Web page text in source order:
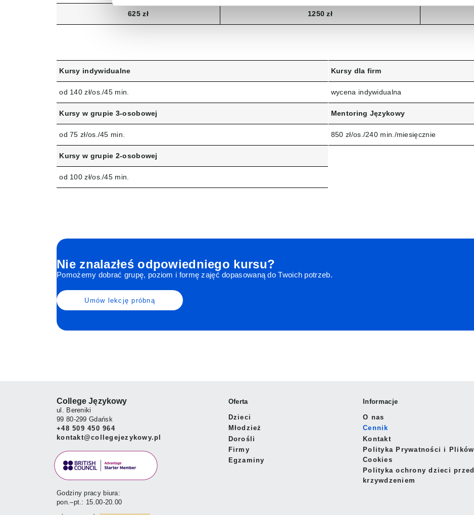
625 zł 1250 zł
Kursy indywidualne
od 140 zł/os./45 min.
Kursy w grupie 3-osobowej
od 75 zł/os./45 min.
Kursy w grupie 2-osobowej
od 100 zł/os./45 min.
Kursy dla firm
wycena indywidualna
Mentoring Językowy
850 zł/os./240 min./miesięcznie
Nie znalazłeś odpowiedniego kursu?
Pomożemy dobrać grupę, poziom i formę zajęć dopasowaną do Twoich potrzeb.
Umów lekcję próbną
College Językowy
ul. Bereniki
99 80-299 Gdańsk
+48 509 450 964
kontakt@collegejezykowy.pl
Godziny pracy biura:
pon.–pt.: 15.00-20.00
Oferta
Dzieci
Młodzież
Dorośli
Firmy
Egzaminy
Informacje
O nas
Cennik
Kontakt
Polityka Prywatności i Plików
Cookies
Polityka ochrony dzieci przed
krzywdzeniem